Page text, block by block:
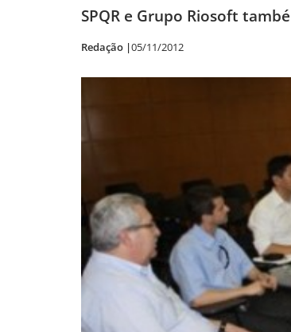
SPQR e Grupo Riosoft
Redação |05/11/2012